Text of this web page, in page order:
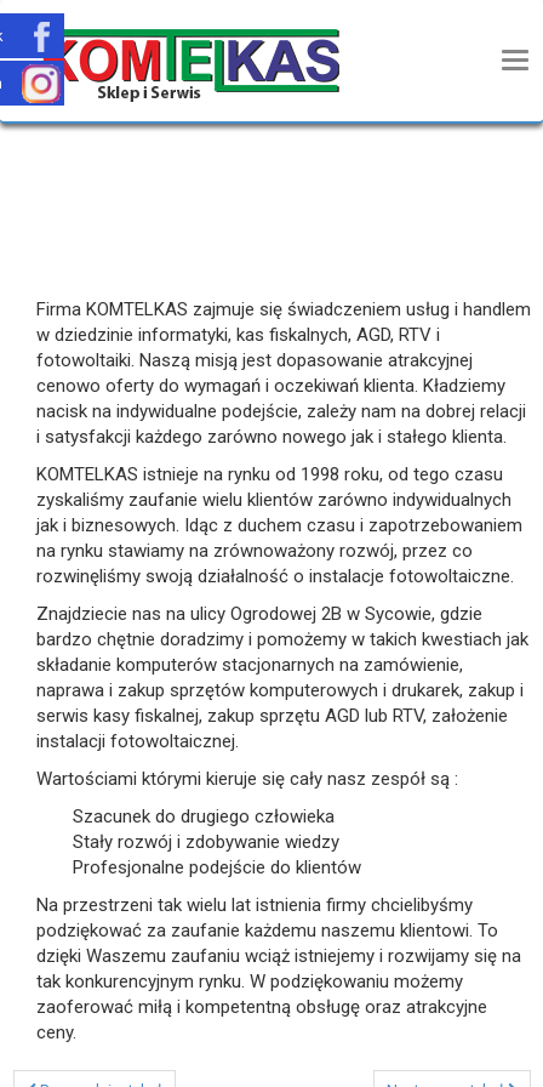
Firma KOMTELKAS zajmuje się świadczeniem usług i handlem
w dziedzinie informatyki, kas fiskalnych, AGD, RTV i
fotowoltaiki. Naszą misją jest dopasowanie atrakcyjnej
cenowo oferty do wymagań i oczekiwań klienta. Kładziemy
nacisk na indywidualne podejście, zależy nam na dobrej relacji
i satysfakcji każdego zarówno nowego jak i stałego klienta.
KOMTELKAS istnieje na rynku od 1998 roku, od tego czasu
zyskaliśmy zaufanie wielu klientów zarówno indywidualnych
jak i biznesowych. Idąc z duchem czasu i zapotrzebowaniem
na rynku stawiamy na zrównoważony rozwój, przez co
rozwinęliśmy swoją działalność o instalacje fotowoltaiczne.
Znajdziecie nas na ulicy Ogrodowej 2B w Sycowie, gdzie
bardzo chętnie doradzimy i pomożemy w takich kwestiach jak
składanie komputerów stacjonarnych na zamówienie,
naprawa i zakup sprzętów komputerowych i drukarek, zakup i
serwis kasy fiskalnej, zakup sprzętu AGD lub RTV, założenie
instalacji fotowoltaicznej.
Wartościami którymi kieruje się cały nasz zespół są :
Szacunek do drugiego człowieka
Stały rozwój i zdobywanie wiedzy
Profesjonalne podejście do klientów
Na przestrzeni tak wielu lat istnienia firmy chcielibyśmy
podziękować za zaufanie każdemu naszemu klientowi. To
dzięki Waszemu zaufaniu wciąż istniejemy i rozwijamy się na
tak konkurencyjnym rynku. W podziękowaniu możemy
zaoferować miłą i kompetentną obsługę oraz atrakcyjne
ceny.